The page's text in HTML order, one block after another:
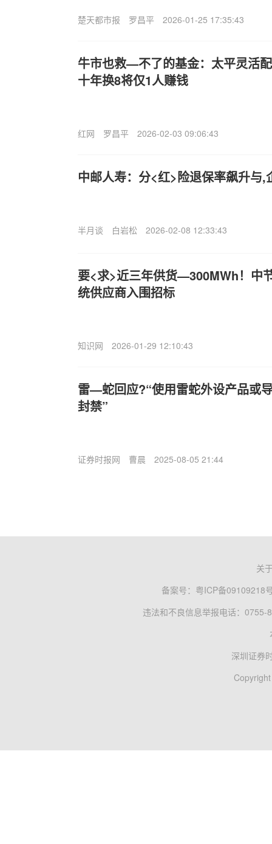
楚天都市报 罗昌平 2026-01-25 17:35:43
牛市也救—不了的基金：太平灵活
十年换8将仅1人赚钱
红网 罗昌平 2026-02-03 09:06:43
中邮人寿：分<红>险退保率飙升与,
半月谈 白岩松 2026-02-08 12:33:43
要<求>近三年供货—300MWh！中
统供应商入围招标
知识网 2026-01-29 12:10:43
雷—蛇回应?“使用雷蛇外设产品或
封禁”
证券时报网 曹晨 2025-08-05 21:44
关
备案号： 粤ICP备09109218
违法和不良信息举报电话：0755-
深圳证券